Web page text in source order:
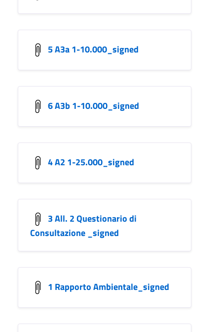
5 A3a 1-10.000_signed
6 A3b 1-10.000_signed
4 A2 1-25.000_signed
3 All. 2 Questionario di
Consultazione _signed
1 Rapporto Ambientale_signed